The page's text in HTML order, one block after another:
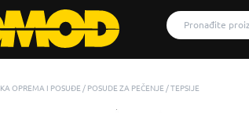
OPREMA I POSUĐE POSUDE ZA PEČENJE TEPSIJE